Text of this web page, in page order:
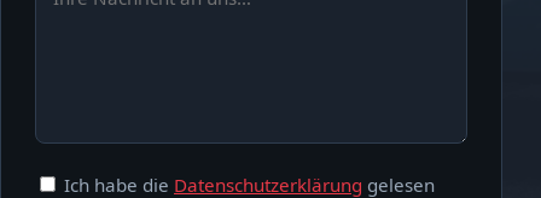
Ich habe die Datenschutzerklärung gelesen